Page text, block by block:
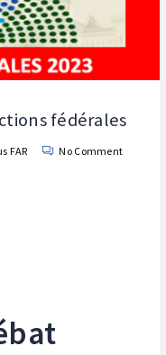
fédérales
FAR No Comment